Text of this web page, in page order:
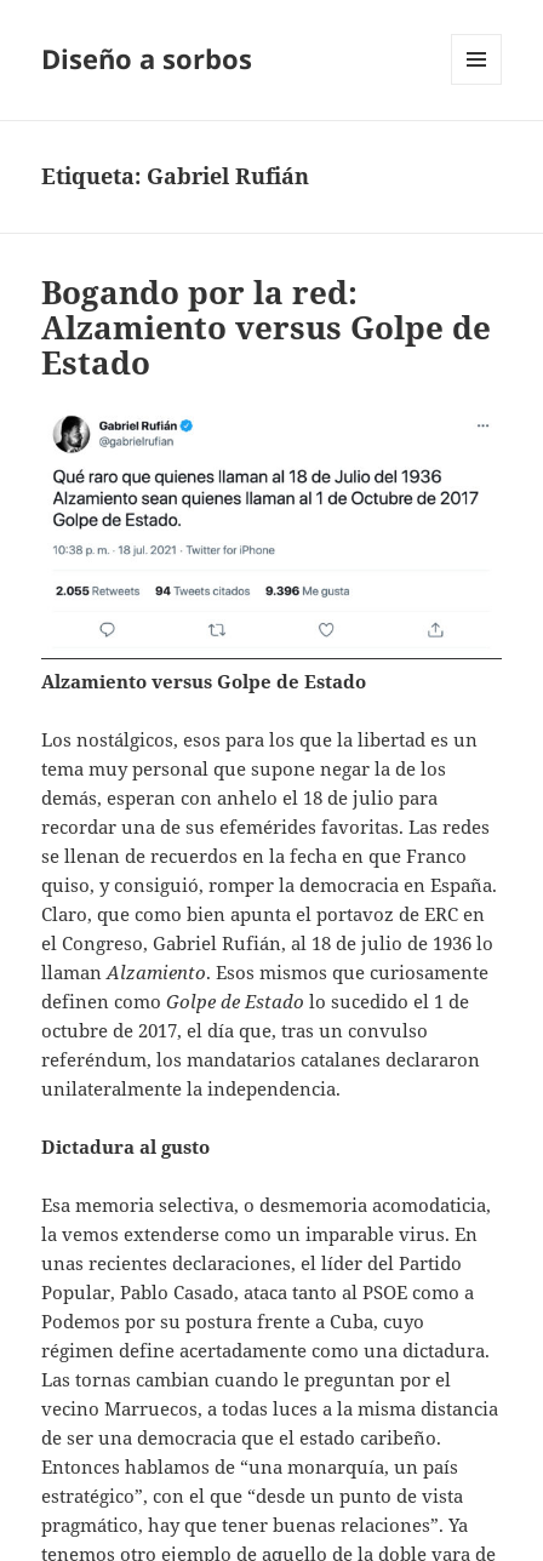
Diseño a sorbos
Etiqueta: Gabriel Rufián
Bogando por la red:
Alzamiento versus Golpe de
Estado
Alzamiento versus Golpe de Estado
Los nostálgicos, esos para los que la libertad es un
tema muy personal que supone negar la de los
demás, esperan con anhelo el 18 de julio para
recordar una de sus efemérides favoritas. Las redes
se llenan de recuerdos en la fecha en que Franco
quiso, y consiguió, romper la democracia en España.
Claro, que como bien apunta el portavoz de ERC en
el Congreso, Gabriel Rufián, al 18 de julio de 1936 lo
llamanAlzamiento. Esos mismos que curiosamente
definen comoGolpe de Estado lo sucedido el 1 de
octubre de 2017, el día que, tras un convulso
referéndum, los mandatarios catalanes declararon
unilateralmente la independencia.
Dictadura al gusto
Esa memoria selectiva, o desmemoria acomodaticia,
la vemos extenderse como un imparable virus. En
unas recientes declaraciones, el líder del Partido
Popular, Pablo Casado, ataca tanto al PSOE como a
Podemos por su postura frente a Cuba, cuyo
régimen define acertadamente como una dictadura.
Las tornas cambian cuando le preguntan por el
vecino Marruecos, a todas luces a la misma distancia
de ser una democracia que el estado caribeño.
Entonces hablamos de “una monarquía, un país
estratégico”, con el que “desde un punto de vista
pragmático, hay que tener buenas relaciones”. Ya
tenemos otro ejemplo de aquello de la doble vara de